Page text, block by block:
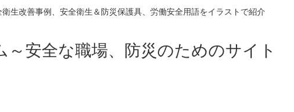
生改善事例、安全衛生＆防災保護具、労働安全用語をイラストで紹介
～安全な職場、防災のためのサイト